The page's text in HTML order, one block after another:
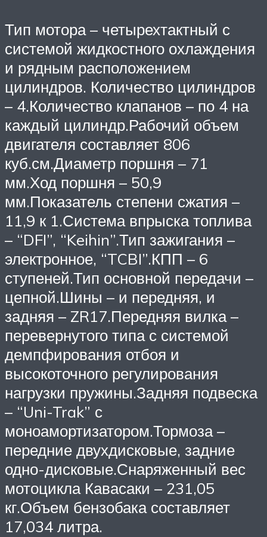
Тип мотора – четырехтактный с
системой жидкостного охлаждения
и рядным расположением
цилиндров. Количество цилиндров
– 4.Количество клапанов – по 4 на
каждый цилиндр.Рабочий объем
двигателя составляет 806
куб.см.Диаметр поршня – 71
мм.Ход поршня – 50,9
мм.Показатель степени сжатия –
11,9 к 1.Система впрыска топлива
– “DFI”, “Keihin”.Тип зажигания –
электронное, “TCBI”.КПП – 6
ступеней.Тип основной передачи –
цепной.Шины – и передняя, и
задняя – ZR17.Передняя вилка –
перевернутого типа с системой
демпфирования отбоя и
высокоточного регулирования
нагрузки пружины.Задняя подвеска
– “Uni-Trak” с
моноамортизатором.Тормоза –
передние двухдисковые, задние
одно-дисковые.Снаряженный вес
мотоцикла Кавасаки – 231,05
кг.Объем бензобака составляет
17,034 литра.